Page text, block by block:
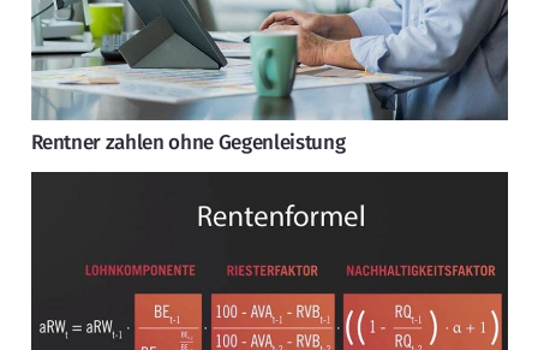
Rentner zahlen ohne Gegenleistung